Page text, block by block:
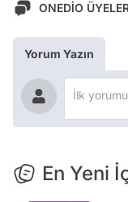
ONEDİO
Yorum Yazın
En Yeni